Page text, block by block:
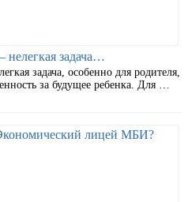
задача…
задача, особенно для родителя,
за будущее ребенка. Для …